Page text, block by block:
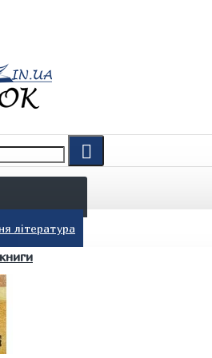
література
мов
з німецької мови (базовий рівень А2)